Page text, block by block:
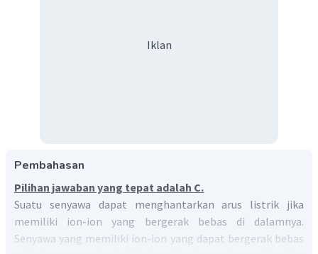
Iklan
Pembahasan
Pilihan jawaban yang tepat adalah C.
Suatu senyawa dapat menghantarkan arus listrik jika
memiliki ion-ion yang bergerak bebas di dalamnya.
Senyawa yang memiliki ion-ion yang dapat bergerak bebas